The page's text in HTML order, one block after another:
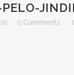
0 Comments